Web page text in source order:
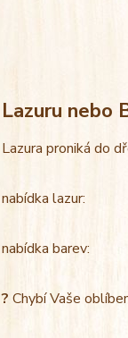
Lazuru nebo
Lazura proniká do
nabídka lazur:
nabídka barev:
? Chybí Vaše